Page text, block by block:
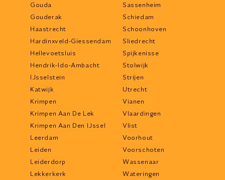
Gouda
Gouderak
Haastrecht
Hardinxveld-Giessendam
Hellevoetsluis
Hendrik-Ido-Ambacht
IJsselstein
Katwijk
Krimpen
Krimpen Aan De Lek
Krimpen Aan Den IJssel
Leerdam
Leiden
Leiderdorp
Lekkerkerk
Sassenheim
Schiedam
Schoonhoven
Sliedrecht
Spijkenisse
Stolwijk
Strijen
Utrecht
Vianen
Vlaardingen
Vlist
Voorhout
Voorschoten
Wassenaar
Wateringen